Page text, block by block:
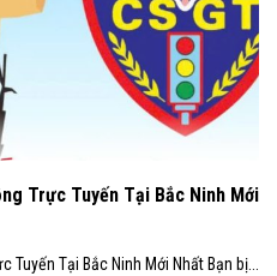
Trực Tuyến Tại Bắc Ninh Mới
Tuyến Tại Bắc Ninh Mới Nhất Bạn bị...